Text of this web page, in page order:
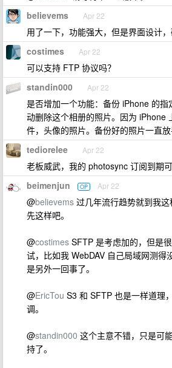
believems Apr 22
用了一下，功能强大，但是界面设计
costimes Apr 22
可以支持 FTP 协议吗？
standin000 Apr 22
是否增加一个功能：备份 iPhone 的
动删除这个相册的照片。因为 iPhone
件，头像的照片。备份好的照片一直
tediorelee Apr 22
老板威武，我的 photosync 订阅到期
beimenjun OP Apr 22
@believems 过几年流行趋势就到我
先这样吧。
@costimes SFTP 是考虑加的，但是
试，比如我 WebDAV 自己局域网测得
是另外一回事了。
@EricTou S3 和 SFTP 也是一样道理
调。
@standin000 这个主意不错，只是可
持了。